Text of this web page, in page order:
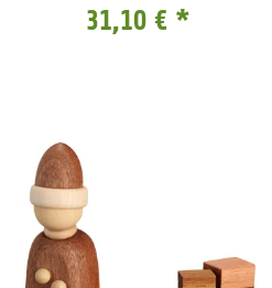
31,10 € *